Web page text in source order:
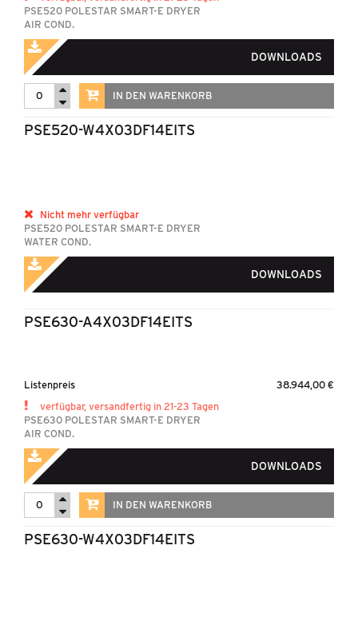
PSE520 POLESTAR SMART-E DRYER
AIR COND.
DOWNLOADS
IN DEN WARENKORB
PSE520-W4X03DF14EITS
Nicht mehr verfügbar
PSE520 POLESTAR SMART-E DRYER
WATER COND.
DOWNLOADS
PSE630-A4X03DF14EITS
Listenpreis
38.944,00 €
verfügbar, versandfertig in 21-23 Tagen
PSE630 POLESTAR SMART-E DRYER
AIR COND.
DOWNLOADS
IN DEN WARENKORB
PSE630-W4X03DF14EITS